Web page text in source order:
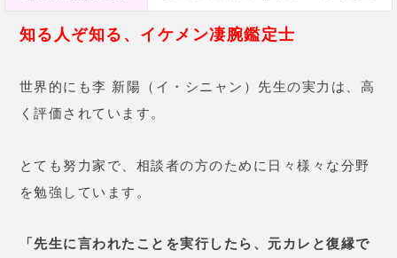
知る人ぞ知る、イケメン凄腕鑑定士
世界的にも李 新陽（イ・シニャン）先生の実力は、高
く評価されています。
とても努力家で、相談者の方のために日々様々な分野
を勉強しています。
「先生に言われたことを実行したら、元カレと復縁で